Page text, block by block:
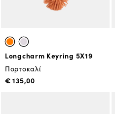
Longcharm Keyring 5X19
Πορτοκαλί
€ 135,00